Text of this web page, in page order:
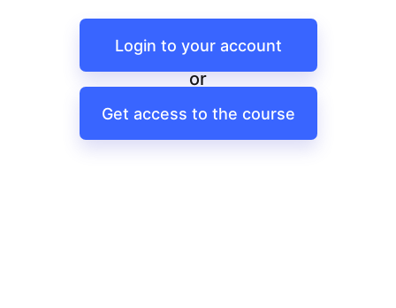
Login to your account
or
Get access to the course